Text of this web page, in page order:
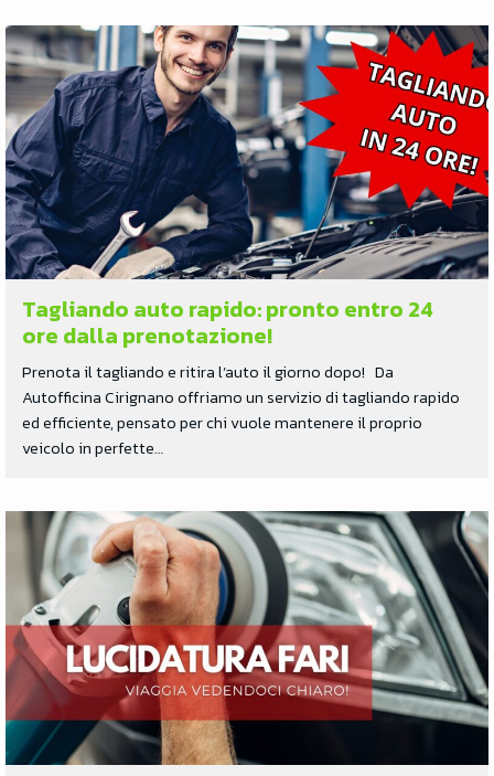
Tagliando auto rapido: pronto entro 24
ore dalla prenotazione!
Prenota il tagliando e ritira l’auto il giorno dopo! Da
Autofficina Cirignano offriamo un servizio di tagliando rapido
ed efficiente, pensato per chi vuole mantenere il proprio
veicolo in perfette…